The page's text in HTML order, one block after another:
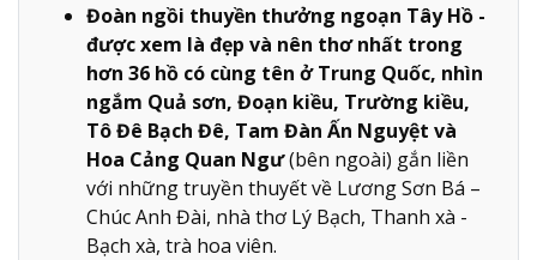
Đoàn ngồi thuyền thưởng ngoạn Tây Hồ -
được xem là đẹp và nên thơ nhất trong
hơn 36 hồ có cùng tên ở Trung Quốc, nhìn
ngắm Quả sơn, Đoạn kiều, Trường kiều,
Tô Đê Bạch Đê, Tam Đàn Ấn Nguyệt và
Hoa Cảng Quan Ngư(bên ngoài) gắn liền
với những truyền thuyết về Lương Sơn Bá –
Chúc Anh Đài, nhà thơ Lý Bạch, Thanh xà -
Bạch xà, trà hoa viên.